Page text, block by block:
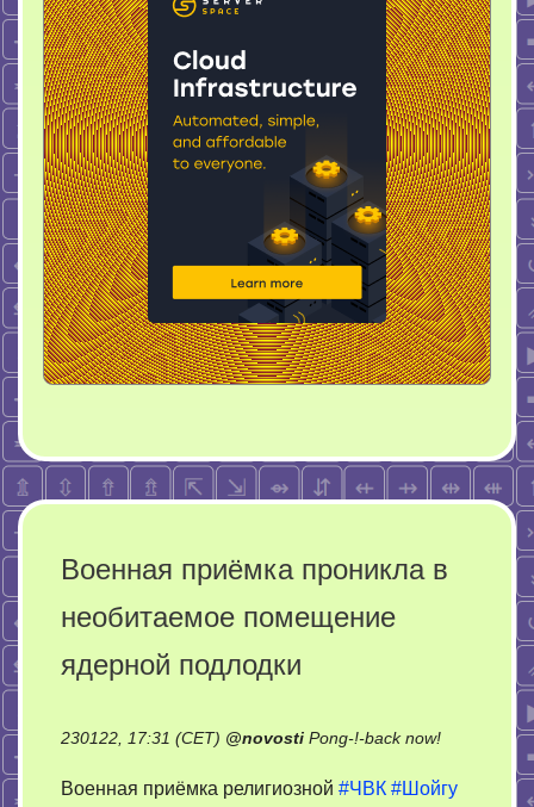
Военная приёмка проникла в
необитаемое помещение
ядерной подлодки
230122, 17:31 (CET) @novosti Pong-!-back now!on
приёмка
Военная приёмка религиозной #ЧВК #Шойгу